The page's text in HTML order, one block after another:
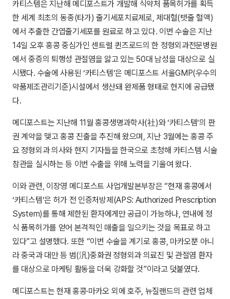
카티스템은 지난해 메디포스트가 개발해 식약처 품목허가를 획득
한 세계 최초의 동종(타가) 줄기세포치료제로, 제대혈(탯줄 혈액)
에서 추출한 간엽줄기세포를 원료로 하고 있다. 이번 수술은 지난
14일 오후 홍콩 중심가인 센트럴 퀸즈로드의 한 정형외과전문병원
에서 중증의 퇴행성 관절염을 앓고 있는 50대 남성을 대상으로 실
시됐다. 수술에 사용된 ‘카티스템’은 메디포스트 서울GMP(우수의
약품제조관리기준)시설에서 생산돼 완제품 형태로 현지에 공급됐
다.
메디포스트는 지난해 11월 홍콩생명과학사(社)와 ‘카티스템’의 판
권 계약을 맺고 홍콩 진출을 추진해 왔으며, 지난 3월에는 홍콩 주
요 정형외과 의사와 현지 기자들을 한국으로 초청해 카티스템 시술
참관을 실시하는 등 이번 수출을 위해 노력을 기울여 왔다.
이와 관련, 이장영 메디포스트 사업개발본부장은 “현재 홍콩에서
‘카티스템’은 허가 전 인증처방제(APS: Authorized Prescription
System)를 통해 제한된 환자에게만 공급이 가능하나, 연내에 정
식 품목허가를 얻어 본격적인 매출을 일으키는 것을 목표로 하고
있다”고 설명했다. 또한 “이번 수술을 계기로 홍콩, 마카오뿐 아니
라 중국과 대만 등 범(汎)중화권 정형외과 의료진 및 관절염 환자
를 대상으로 마케팅 활동을 더욱 강화할 것”이라고 덧붙였다.
메디포스트는 현재 홍콩·마카오 외에 호주, 뉴질랜드의 관련 업체